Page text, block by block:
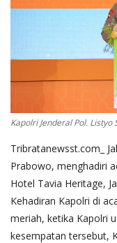
Kapolri Jenderal Pol. Listyo
Tribratanewsst.com_
Prabowo, menghadiri
Hotel Tavia Heritage,
Kehadiran Kapolri di
meriah, ketika Kapolri
kesempatan tersebut,